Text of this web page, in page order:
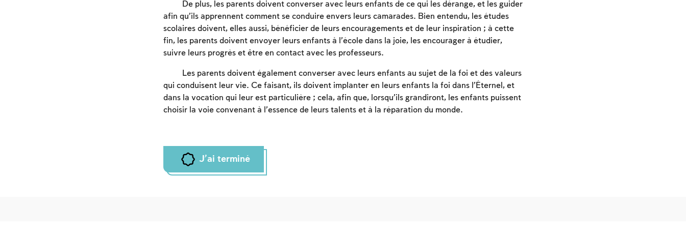
De plus, les parents doivent converser avec leurs enfants de ce qui les dérange, et les guider
afin qu’ils apprennent comment se conduire envers leurs camarades. Bien entendu, les études
scolaires doivent, elles aussi, bénéficier de leurs encouragements et de leur inspiration ; à cette
fin, les parents doivent envoyer leurs enfants à l’école dans la joie, les encourager à étudier,
suivre leurs progrès et être en contact avec les professeurs.
Les parents doivent également converser avec leurs enfants au sujet de la foi et des valeurs
qui conduisent leur vie. Ce faisant, ils doivent implanter en leurs enfants la foi dans l’Éternel, et
dans la vocation qui leur est particulière ; cela, afin que, lorsqu’ils grandiront, les enfants puissent
choisir la voie convenant à l’essence de leurs talents et à la réparation du monde.
J'ai terminé
devez vous connectez ou vous inscrire.
Inscription Connexion